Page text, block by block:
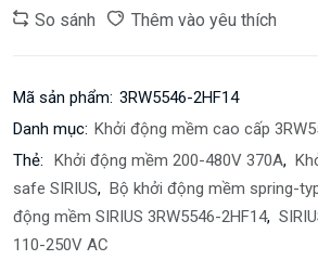
So sánh Thêm vào yêu thích
Mã sản phẩm: 3RW5546-2HF14
Danh mục: Khởi động mềm cao cấp
Thẻ:
Khởi động mềm 200-480V 370A,
safe SIRIUS, Bộ khởi động mềm spring-
động mềm SIRIUS 3RW5546-2HF14,
110-250V AC